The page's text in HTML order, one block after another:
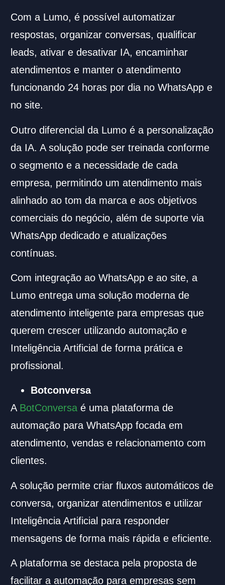
Com a Lumo, é possível automatizar
respostas, organizar conversas, qualificar
leads, ativar e desativar IA, encaminhar
atendimentos e manter o atendimento
funcionando 24 horas por dia no WhatsApp e
no site.
Outro diferencial da Lumo é a personalização
da IA. A solução pode ser treinada conforme
o segmento e a necessidade de cada
empresa, permitindo um atendimento mais
alinhado ao tom da marca e aos objetivos
comerciais do negócio, além de suporte via
WhatsApp dedicado e atualizações
contínuas.
Com integração ao WhatsApp e ao site, a
Lumo entrega uma solução moderna de
atendimento inteligente para empresas que
querem crescer utilizando automação e
Inteligência Artificial de forma prática e
profissional.
Botconversa
A BotConversa é uma plataforma de
automação para WhatsApp focada em
atendimento, vendas e relacionamento com
clientes.
A solução permite criar fluxos automáticos de
conversa, organizar atendimentos e utilizar
Inteligência Artificial para responder
mensagens de forma mais rápida e eficiente.
A plataforma se destaca pela proposta de
facilitar a automação para empresas sem